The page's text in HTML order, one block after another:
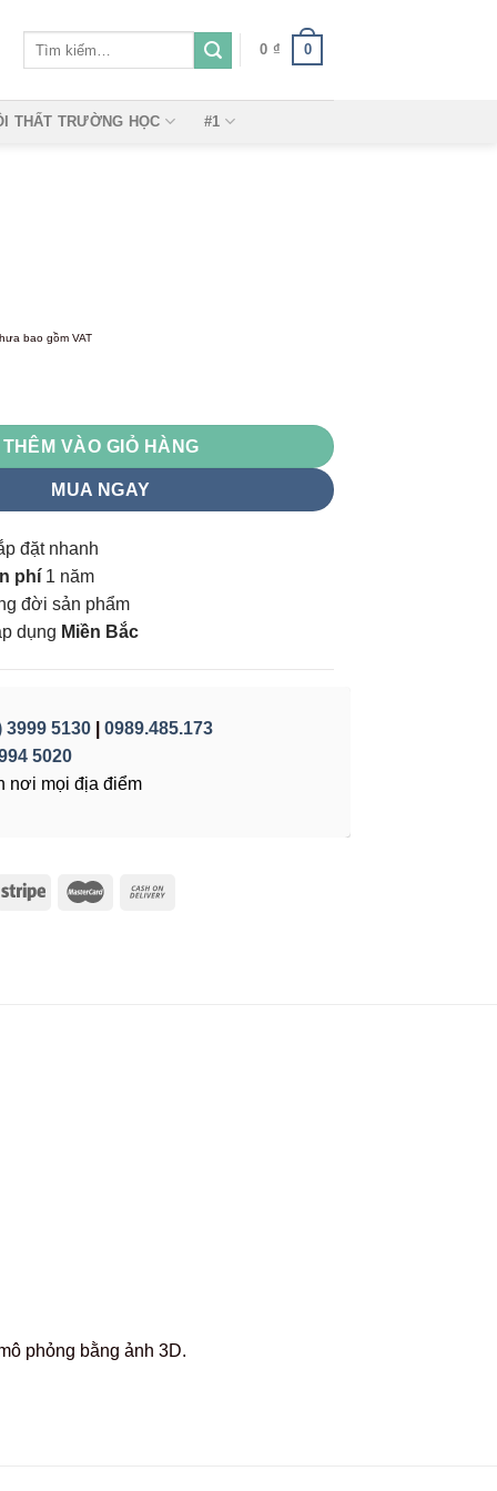
0 ₫ 0
THẤT TRƯỜNG HỌC #1
bao gồm VAT
3 số lượng
THÊM VÀO GIỎ HÀNG
MUA NGAY
đặt nhanh
phí 1 năm
đời sản phẩm
dụng Miền Bắc
3999 5130
0989.485.173
5020
nơi mọi địa điểm
phỏng bằng ảnh 3D.